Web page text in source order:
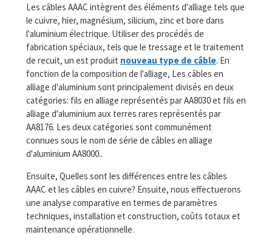
Les câbles AAAC intègrent des éléments d'alliage tels que
le cuivre, hier, magnésium, silicium, zinc et bore dans
l'aluminium électrique. Utiliser des procédés de
fabrication spéciaux, tels que le tressage et le traitement
de recuit, un est produit nouveau type de câble. En
fonction de la composition de l'alliage, Les câbles en
alliage d'aluminium sont principalement divisés en deux
catégories: fils en alliage représentés par AA8030 et fils en
alliage d'aluminium aux terres rares représentés par
AA8176. Les deux catégories sont communément
connues sous le nom de série de câbles en alliage
d'aluminium AA8000..
Ensuite, Quelles sont les différences entre les câbles
AAAC et les câbles en cuivre? Ensuite, nous effectuerons
une analyse comparative en termes de paramètres
techniques, installation et construction, coûts totaux et
maintenance opérationnelle.